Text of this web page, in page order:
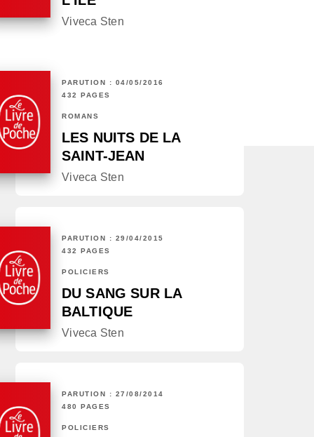
Viveca Sten
PARUTION : 04/05/2016
432 PAGES
ROMANS
LES NUITS DE LA
SAINT-JEAN
Viveca Sten
PARUTION : 29/04/2015
432 PAGES
POLICIERS
DU SANG SUR LA
BALTIQUE
Viveca Sten
PARUTION : 27/08/2014
480 PAGES
POLICIERS